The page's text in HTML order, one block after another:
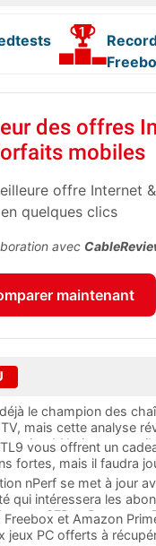
des offres
mobiles
offre Internet
en quelques clics
avec
maintenant
le champion des
mais cette analyse
moins 141 ajouts
vous offrent un
fortes, mais il faudra
nPerf se met à jour
qui intéressera les
SFR et Bouygues
Freebox et Amazon
jeux PC offerts à